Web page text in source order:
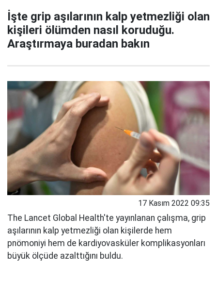
İşte grip aşılarının kalp yetmezliği olan
kişileri ölümden nasıl koruduğu.
Araştırmaya buradan bakın
17 Kasım 2022 09:35
The Lancet Global Health'te yayınlanan çalışma, grip
aşılarının kalp yetmezliği olan kişilerde hem
pnömoniyi hem de kardiyovasküler komplikasyonları
büyük ölçüde azalttığını buldu.